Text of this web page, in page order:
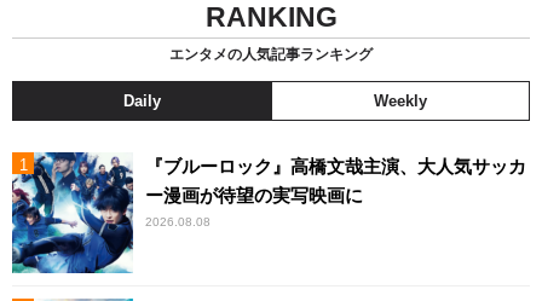
RANKING
エンタメの人気記事ランキング
Daily Weekly
『ブルーロック』高橋文哉主演、大人気サッカ
ー漫画が待望の実写映画に
2026.08.08